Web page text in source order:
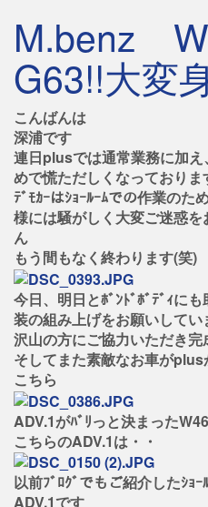
M.benz
G63!!大変
こんばんは
深浦です
連日plusでは通常業務に加え
めで慌ただしくなっておりま
ﾃﾞﾓｶｰはｼｮｰﾙｰﾑでの作業のた
様には騒がしく大変ご迷惑
ん
もう間もなく終わります(笑)
今日、明日とﾎﾞﾝﾄﾞﾎﾞﾃﾞｨに
装の組み上げをお願いしてい
沢山の方にご協力いただき
そしてまた素敵なお車が
こちら
ADV.1がﾊﾞﾘっと決まった
こちらのADV.1は・・
以前ﾌﾞﾛｸﾞでもご紹介したｼｮ
ADV.1です